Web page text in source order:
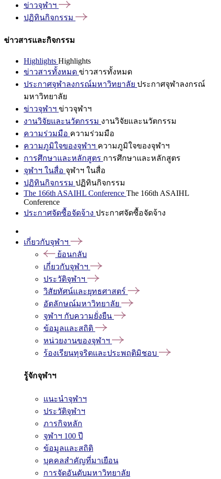
ข่าวจุฬาฯ
ปฏิทินกิจกรรม
ข่าวสารและกิจกรรม
Highlights Highlights
ข่าวสารทั้งหมด ข่าวสารทั้งหมด
ประกาศจุฬาลงกรณ์มหาวิทยาลัย ประกาศจุฬาลงกรณ์
มหาวิทยาลัย
ข่าวจุฬาฯ ข่าวจุฬาฯ
งานวิจัยและนวัตกรรม งานวิจัยและนวัตกรรม
ความร่วมมือ ความร่วมมือ
ความภูมิใจของจุฬาฯ ความภูมิใจของจุฬาฯ
การศึกษาและหลักสูตร การศึกษาและหลักสูตร
จุฬาฯ ในสื่อ จุฬาฯ ในสื่อ
ปฏิทินกิจกรรม ปฏิทินกิจกรรม
The 166th ASAIHL Conference The 166th ASAIHL
Conference
ประกาศจัดซื้อจัดจ้าง ประกาศจัดซื้อจัดจ้าง
เกี่ยวกับจุฬาฯ
ย้อนกลับ
เกี่ยวกับจุฬาฯ
ประวัติจุฬาฯ
วิสัยทัศน์และยุทธศาสตร์
อัตลักษณ์มหาวิทยาลัย
จุฬาฯ กับความยั่งยืน
ข้อมูลและสถิติ
หน่วยงานของจุฬาฯ
ร้องเรียนทุจริตและประพฤติมิชอบ
รู้จักจุฬาฯ
แนะนำจุฬาฯ
ประวัติจุฬาฯ
ภารกิจหลัก
จุฬาฯ 100 ปี
ข้อมูลและสถิติ
บุคคลสำคัญที่มาเยือน
การจัดอันดับมหาวิทยาลัย